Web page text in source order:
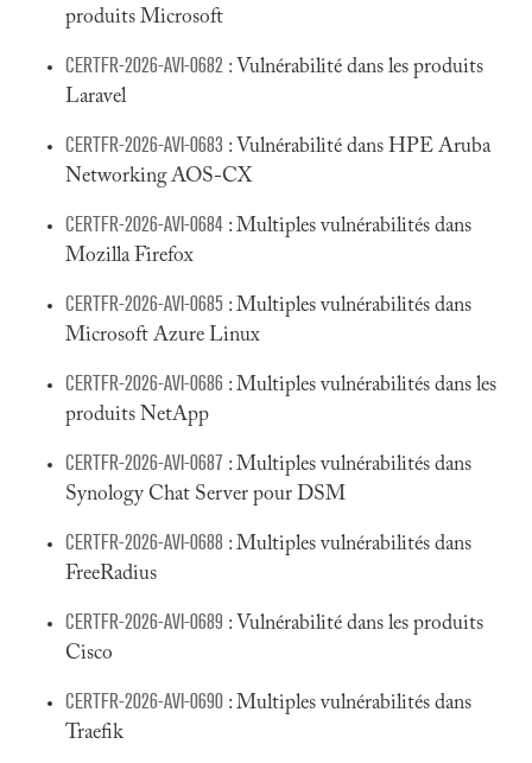
produits Microsoft
CERTFR-2026-AVI-0682 : Vulnérabilité dans les produits
Laravel
CERTFR-2026-AVI-0683 : Vulnérabilité dans HPE Aruba
Networking AOS-CX
CERTFR-2026-AVI-0684 : Multiples vulnérabilités dans
Mozilla Firefox
CERTFR-2026-AVI-0685 : Multiples vulnérabilités dans
Microsoft Azure Linux
CERTFR-2026-AVI-0686 : Multiples vulnérabilités dans les
produits NetApp
CERTFR-2026-AVI-0687 : Multiples vulnérabilités dans
Synology Chat Server pour DSM
CERTFR-2026-AVI-0688 : Multiples vulnérabilités dans
FreeRadius
CERTFR-2026-AVI-0689 : Vulnérabilité dans les produits
Cisco
CERTFR-2026-AVI-0690 : Multiples vulnérabilités dans
Traefik